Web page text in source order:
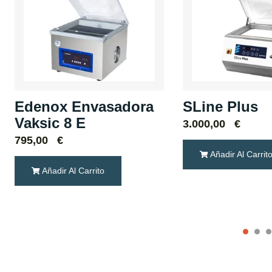
Edenox Envasadora
Vaksic 8 E
795,00 €
Añadir Al Carrito
SLine Plus
3.000,00 €
Añadir Al Carrito